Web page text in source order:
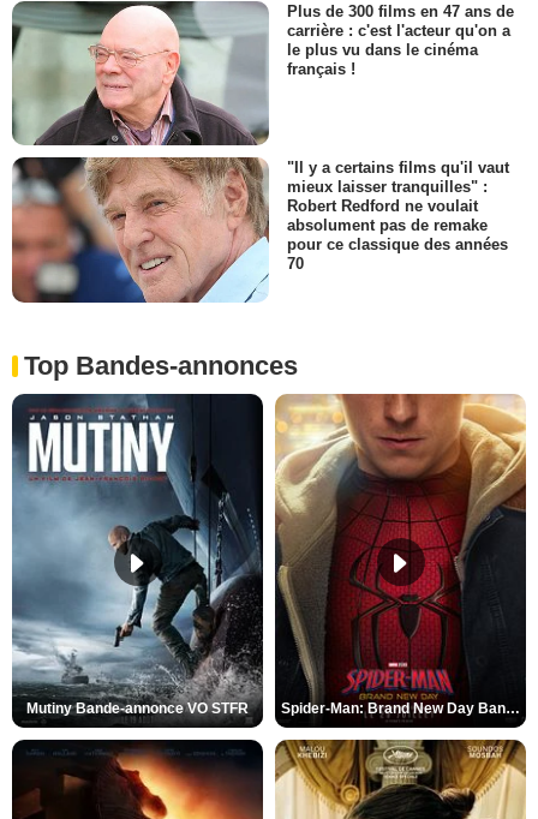
Plus de 300 films en 47 ans de
carrière : c'est l'acteur qu'on a
le plus vu dans le cinéma
français !
"Il y a certains films qu'il vaut
mieux laisser tranquilles" :
Robert Redford ne voulait
absolument pas de remake
pour ce classique des années
70
Top Bandes-annonces
Mutiny Bande-annonce VO STFR Spider-Man: Brand New Day Bande-annonce VO STFR